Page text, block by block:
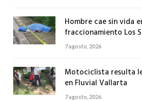
Hombre cae sin vida
fraccionamiento Los
7 agosto, 2026
Motociclista resulta
en Fluvial Vallarta
7 agosto, 2026